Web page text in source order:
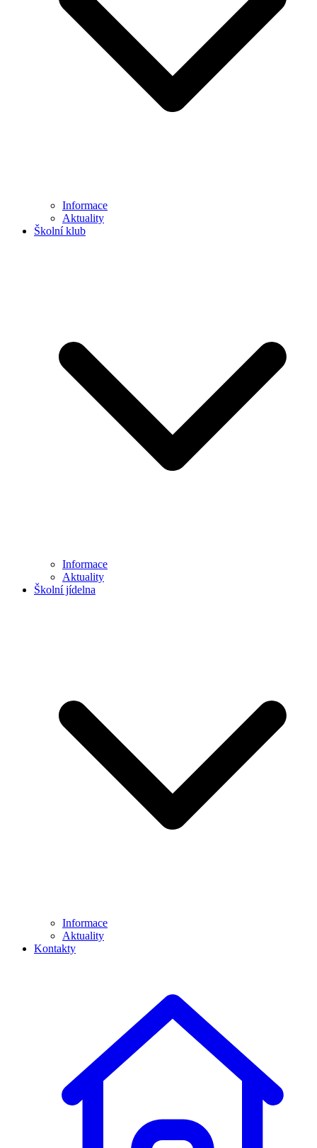
Informace
Aktuality
Školní klub
Informace
Aktuality
Školní jídelna
Informace
Aktuality
Kontakty